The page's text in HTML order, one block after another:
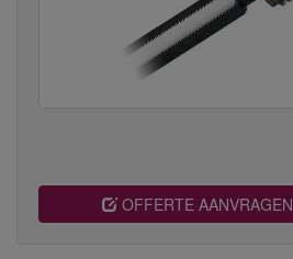
OFFERTE AANVRAGEN